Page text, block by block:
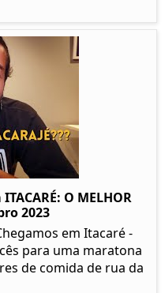
O MELHOR
2023
em Itacaré -
para uma maratona
de comida de rua da